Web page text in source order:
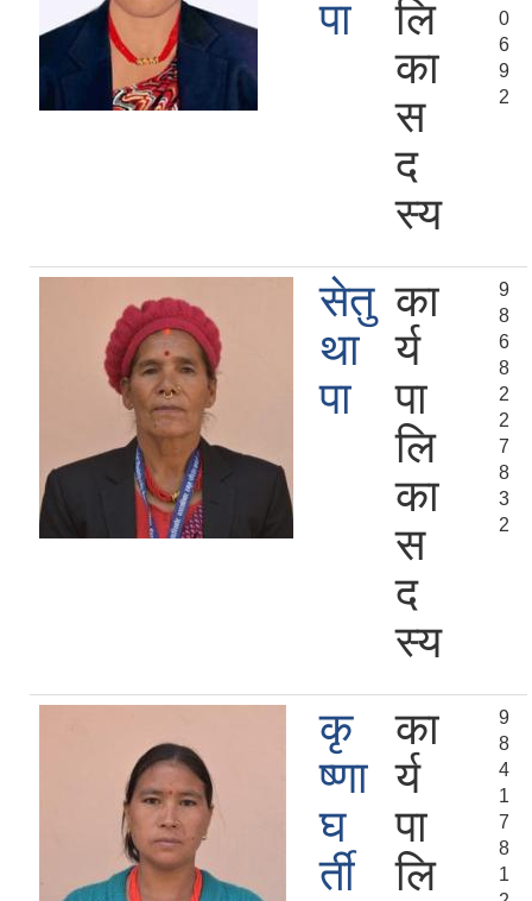
पा
लि
का
स
द
स्य
0
6
9
2
सेतु
था
पा
का
र्य
पा
लि
का
स
द
स्य
9
8
6
8
2
2
7
8
3
2
कृ
ष्णा
घ
र्ती
का
र्य
पा
लि
9
8
4
1
7
8
1